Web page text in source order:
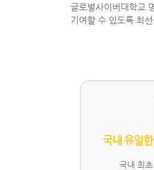
글로벌사이버대학교
기여할 수 있도록 최
국내 유일
국내 최